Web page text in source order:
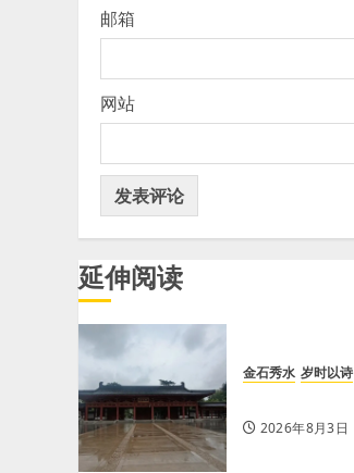
邮箱
网站
延伸阅读
金石秀水 岁时以诗
2026年8月3日